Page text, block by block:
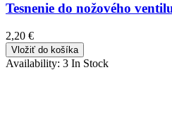
Tesnenie do nožového
2,20 €
Vložiť do košíka
Availability: 3 In Stock